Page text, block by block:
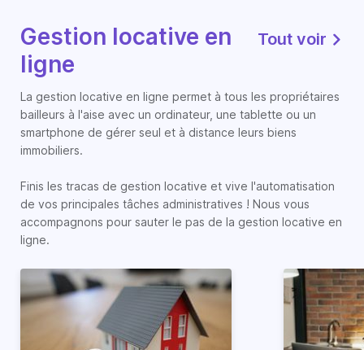
Gestion locative en
ligne
Tout voir
La gestion locative en ligne permet à tous les propriétaires
bailleurs à l'aise avec un ordinateur, une tablette ou un
smartphone de gérer seul et à distance leurs biens
immobiliers.
Finis les tracas de gestion locative et vive l'automatisation
de vos principales tâches administratives ! Nous vous
accompagnons pour sauter le pas de la gestion locative en
ligne.